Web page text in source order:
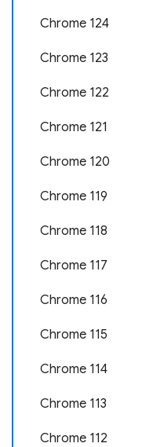
Chrome 124
Chrome 123
Chrome 122
Chrome 121
Chrome 120
Chrome 119
Chrome 118
Chrome 117
Chrome 116
Chrome 115
Chrome 114
Chrome 113
Chrome 112